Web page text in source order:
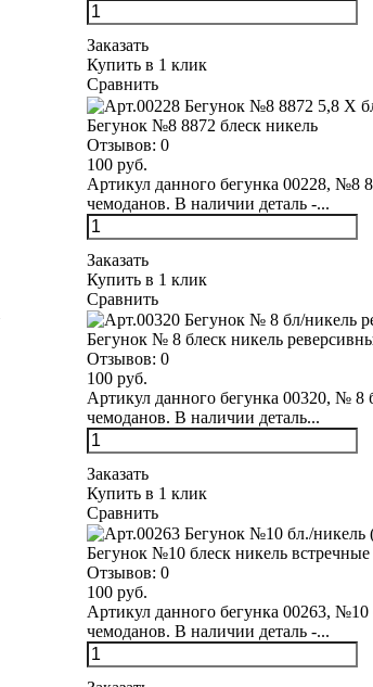
Заказать
Купить в 1 клик
Сравнить
Бегунок №8 8872 блеск никель
Отзывов: 0
100 руб.
Артикул данного бегунка 00228, №8
чемоданов. В наличии деталь -...
Заказать
Купить в 1 клик
Сравнить
Бегунок № 8 блеск никель
Отзывов: 0
100 руб.
Артикул данного бегунка 00320, № 8
чемоданов. В наличии деталь...
Заказать
Купить в 1 клик
Сравнить
Бегунок №10 блеск никель встречные
Отзывов: 0
100 руб.
Артикул данного бегунка 00263, №10
чемоданов. В наличии деталь -...